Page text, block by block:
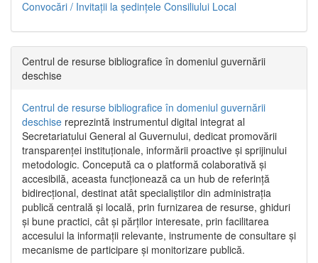
Convocări / Invitaţii la şedinţele Consiliului Local
Centrul de resurse bibliografice în domeniul guvernării
deschise
Centrul de resurse bibliografice în domeniul guvernării
deschise reprezintă instrumentul digital integrat al
Secretariatului General al Guvernului, dedicat promovării
transparenței instituționale, informării proactive și sprijinului
metodologic. Concepută ca o platformă colaborativă și
accesibilă, aceasta funcționează ca un hub de referință
bidirecțional, destinat atât specialiștilor din administrația
publică centrală și locală, prin furnizarea de resurse, ghiduri
și bune practici, cât și părților interesate, prin facilitarea
accesului la informații relevante, instrumente de consultare și
mecanisme de participare și monitorizare publică.